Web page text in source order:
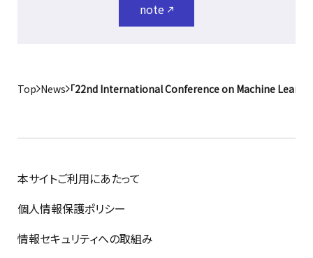
note
Top News 「22nd International Conference on Machine Learning
本サイトご利用にあたって
個人情報保護ポリシー
情報セキュリティへの取組み